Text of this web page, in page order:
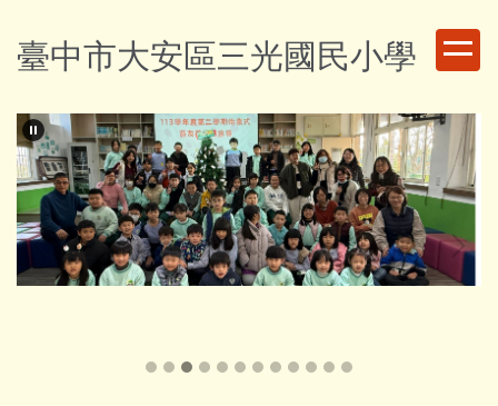
到
主
內
容
區
臺中市大安區三光國民小學